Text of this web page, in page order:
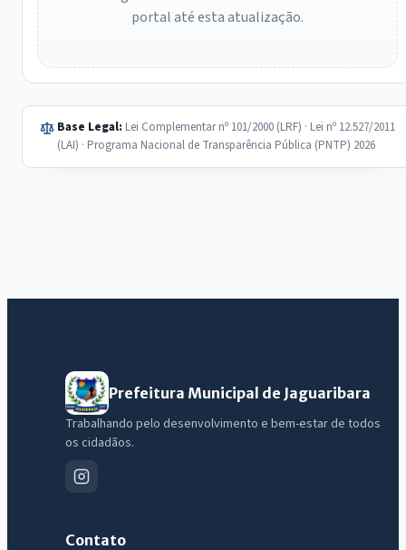
portal até esta atualização.
Base Legal: Lei Complementar nº 101/2000 (LRF) · Lei nº 12.527/2011
(LAI) · Programa Nacional de Transparência Pública (PNTP) 2026
Prefeitura Municipal de Jaguaribara
Trabalhando pelo desenvolvimento e bem-estar de todos
os cidadãos.
Contato